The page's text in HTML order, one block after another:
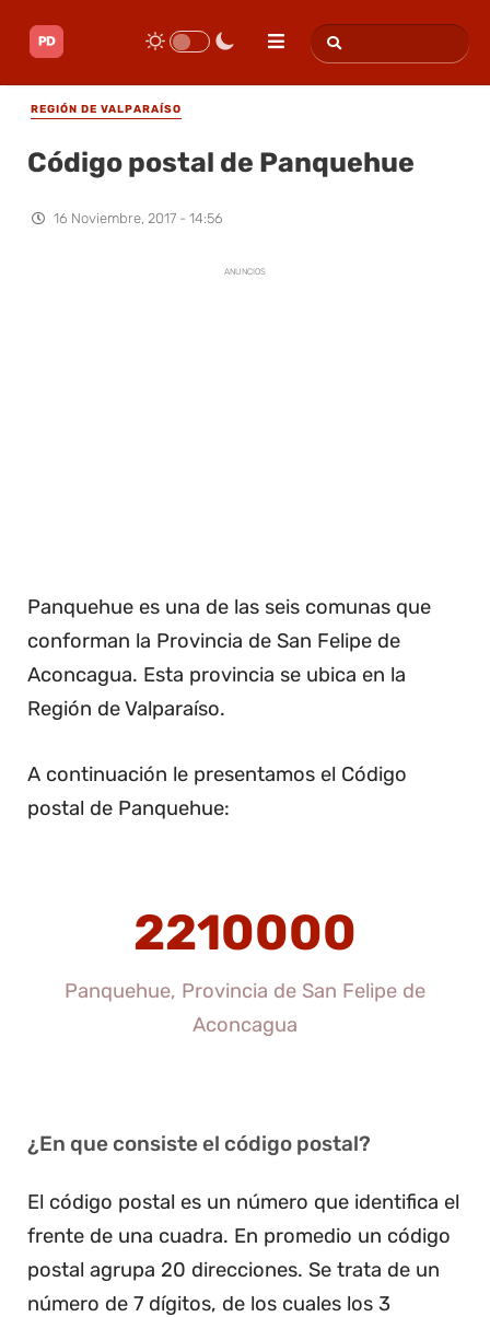
REGIÓN DE VALPARAÍSO
Código postal de Panquehue
16 Noviembre, 2017 - 14:56
ANUNCIOS
Panquehue es una de las seis comunas que
conforman la Provincia de San Felipe de
Aconcagua. Esta provincia se ubica en la
Región de Valparaíso.
A continuación le presentamos el Código
postal de Panquehue:
2210000
Panquehue, Provincia de San Felipe de
Aconcagua
¿En que consiste el código postal?
El código postal es un número que identifica el
frente de una cuadra. En promedio un código
postal agrupa 20 direcciones. Se trata de un
número de 7 dígitos, de los cuales los 3